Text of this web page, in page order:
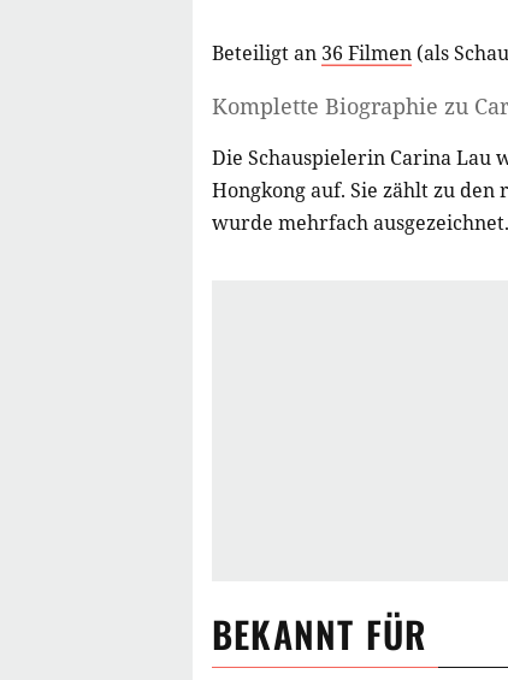
Beteiligt an 36 Filmen (als
Komplette Biographie zu
Die Schauspielerin Carina Lau
Hongkong auf. Sie zählt zu
wurde mehrfach ausgezeichnet.
BEKANNT FÜR